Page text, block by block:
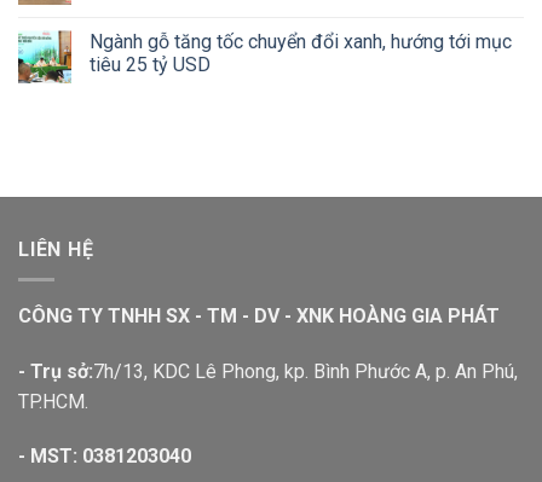
Ngành gỗ tăng tốc chuyển đổi xanh, hướng tới mục
tiêu 25 tỷ USD
LIÊN HỆ
CÔNG TY TNHH SX - TM - DV - XNK HOÀNG GIA PHÁT
- Trụ sở:7h/13, KDC Lê Phong, kp. Bình Phước A, p. An Phú,
TP.HCM.
- MST: 0381203040